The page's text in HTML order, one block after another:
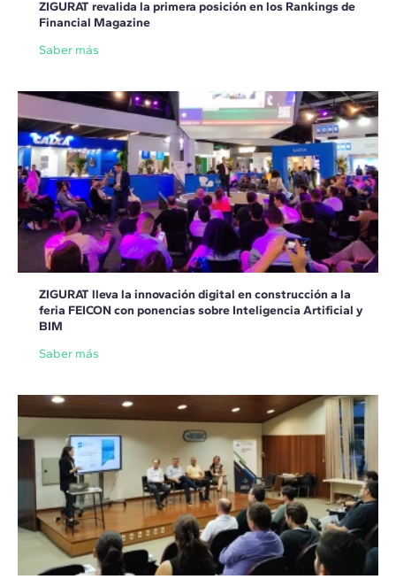
ZIGURAT revalida la primera posición en los Rankings de
Financial Magazine
Saber más
ZIGURAT lleva la innovación digital en construcción a la
feria FEICON con ponencias sobre Inteligencia Artificial y
BIM
Saber más